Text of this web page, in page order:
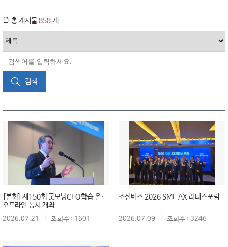
총 게시물858개
검색
[본회] 제150회 굿모닝CEO학습 온·
오프라인 동시 개최
2026.07.21 조회수 : 1601
조선비즈 2026 SME AX 리더스포럼
2026.07.09 조회수 : 3246